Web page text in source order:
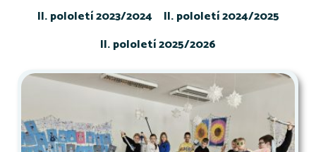
II. pololetí 2023/2024
II. pololetí 2024/2025
II. pololetí 2025/2026